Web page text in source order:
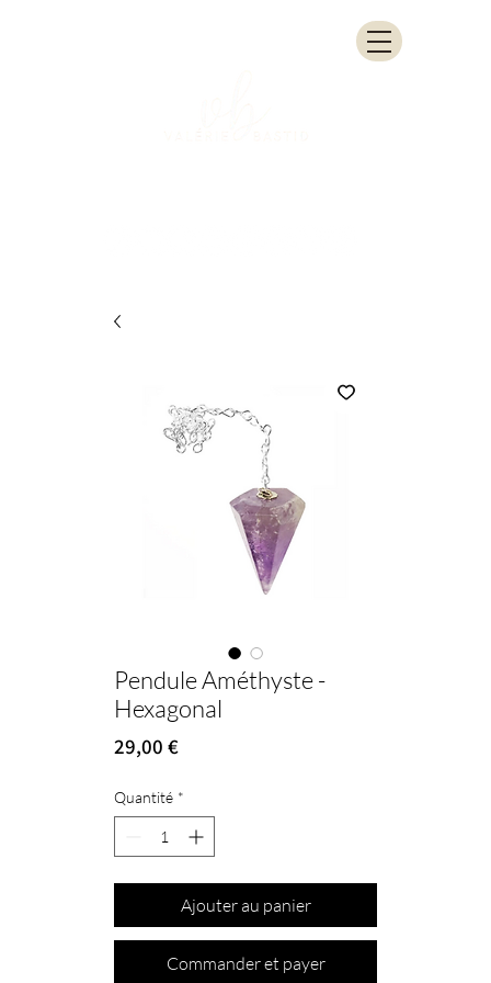
Pendule Améthyste -
Hexagonal
29,00 €Prix
Quantité *
Ajouter au panier
Commander et payer